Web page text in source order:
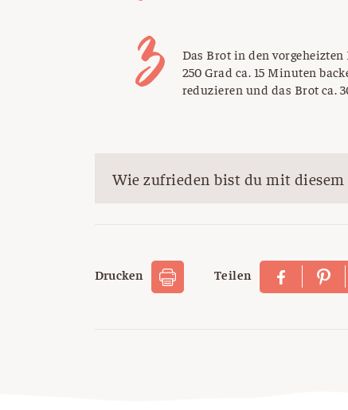
Das Brot in den
250 Grad ca. 15 Minuten
reduzieren und das Brot ca.
Wie zufrieden bist du mit diesem
Drucken Teilen